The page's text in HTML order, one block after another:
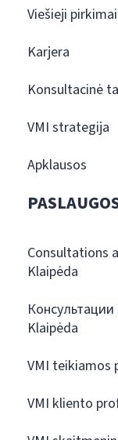
Viešieji pirkimai
Karjera
Konsultacinė
VMI strategija
Apklausos
Consultations
Klaipėda
Klaipėda
VMI teikiamos
VMI kliento